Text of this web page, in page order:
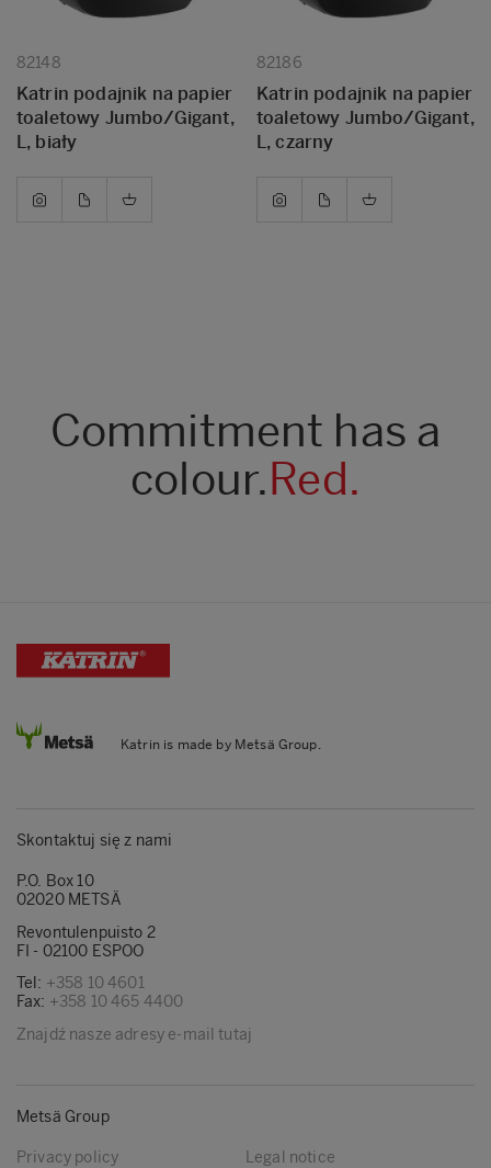
82148
Katrin podajnik na papier
toaletowy Jumbo/Gigant,
L, biały
82186
Katrin podajnik na papier
toaletowy Jumbo/Gigant,
L, czarny
Commitment has a
colour.Red.
Katrin is made by Metsä Group.
Skontaktuj się z nami
P.O. Box 10
02020 METSÄ
Revontulenpuisto 2
FI - 02100 ESPOO
Tel: +358 10 4601
Fax: +358 10 465 4400
Znajdź nasze adresy e-mail tutaj
Metsä Group
Privacy policy Legal notice